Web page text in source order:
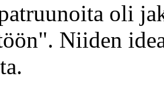
oli
Niiden